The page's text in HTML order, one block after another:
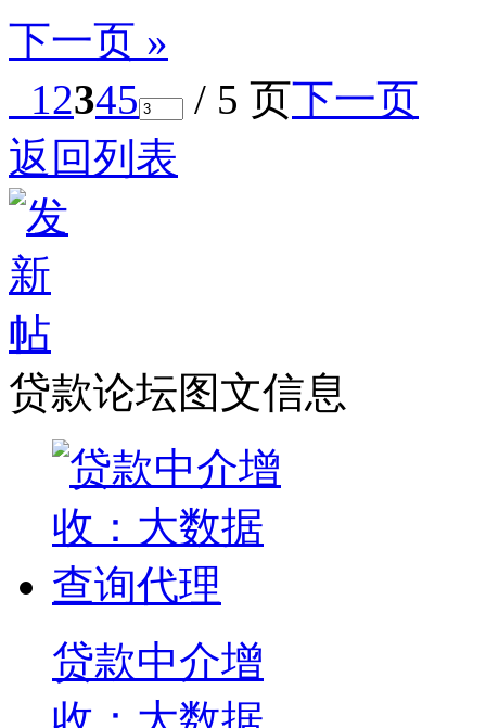
下一页 »
12345 / 5 页下一页
返回列表
贷款论坛图文信息
贷款中介增